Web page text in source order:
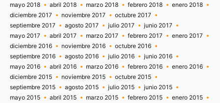
mayo 2018
abril 2018 marzo 2018 febrero 2018
enero 2018
diciembre 2017
noviembre 2017
octubre 2017
septiembre 2017
agosto 2017 julio 2017
junio 2017
mayo 2017
abril 2017 marzo 2017 febrero 2017
enero 2017
diciembre 2016
noviembre 2016
octubre 2016
septiembre 2016
agosto 2016 julio 2016
junio 2016
mayo 2016
abril 2016 marzo 2016 febrero 2016
enero 2016
diciembre 2015
noviembre 2015
octubre 2015
septiembre 2015
agosto 2015 julio 2015
junio 2015
mayo 2015
abril 2015 marzo 2015 febrero 2015
enero 2015